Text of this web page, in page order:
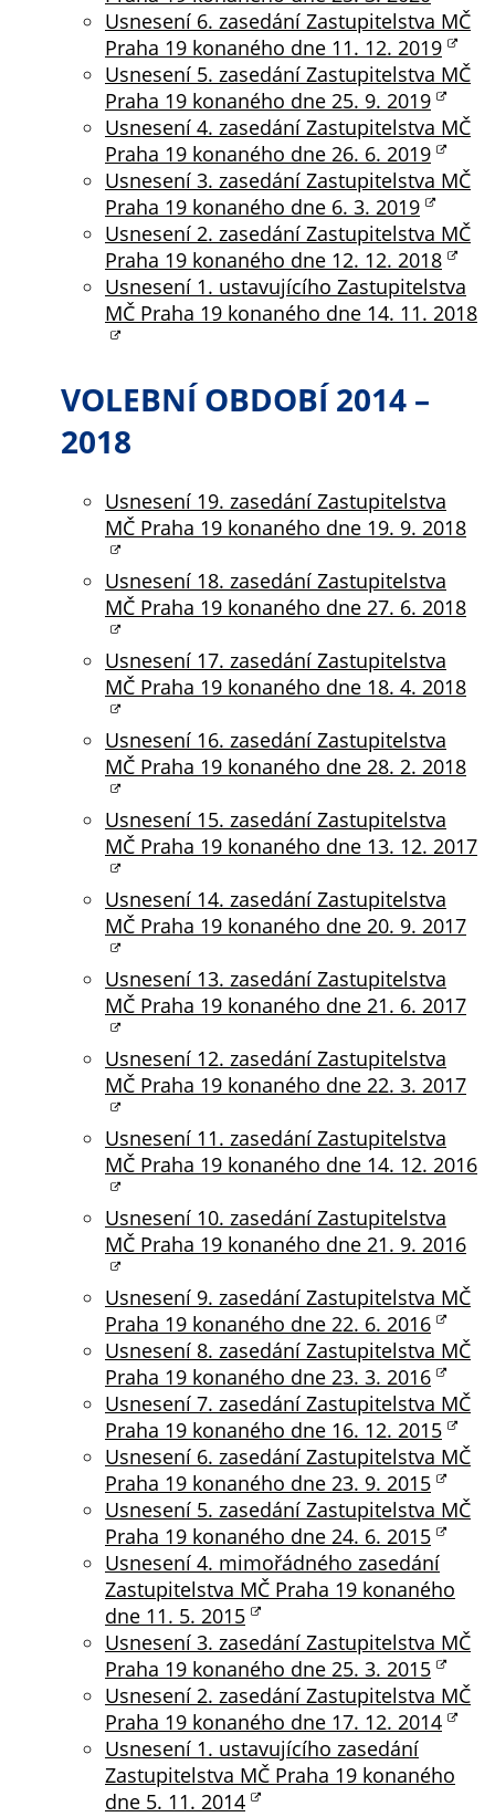
Usnesení 6. zasedání Zastupitelstva MČ
Praha 19 konaného dne 11. 12. 2019
Usnesení 5. zasedání Zastupitelstva MČ
Praha 19 konaného dne 25. 9. 2019
Usnesení 4. zasedání Zastupitelstva MČ
Praha 19 konaného dne 26. 6. 2019
Usnesení 3. zasedání Zastupitelstva MČ
Praha 19 konaného dne 6. 3. 2019
Usnesení 2. zasedání Zastupitelstva MČ
Praha 19 konaného dne 12. 12. 2018
Usnesení 1. ustavujícího Zastupitelstva
MČ Praha 19 konaného dne 14. 11. 2018
VOLEBNÍ OBDOBÍ 2014 –
2018
Usnesení 19. zasedání Zastupitelstva
MČ Praha 19 konaného dne 19. 9. 2018
Usnesení 18. zasedání Zastupitelstva
MČ Praha 19 konaného dne 27. 6. 2018
Usnesení 17. zasedání Zastupitelstva
MČ Praha 19 konaného dne 18. 4. 2018
Usnesení 16. zasedání Zastupitelstva
MČ Praha 19 konaného dne 28. 2. 2018
Usnesení 15. zasedání Zastupitelstva
MČ Praha 19 konaného dne 13. 12. 2017
Usnesení 14. zasedání Zastupitelstva
MČ Praha 19 konaného dne 20. 9. 2017
Usnesení 13. zasedání Zastupitelstva
MČ Praha 19 konaného dne 21. 6. 2017
Usnesení 12. zasedání Zastupitelstva
MČ Praha 19 konaného dne 22. 3. 2017
Usnesení 11. zasedání Zastupitelstva
MČ Praha 19 konaného dne 14. 12. 2016
Usnesení 10. zasedání Zastupitelstva
MČ Praha 19 konaného dne 21. 9. 2016
Usnesení 9. zasedání Zastupitelstva MČ
Praha 19 konaného dne 22. 6. 2016
Usnesení 8. zasedání Zastupitelstva MČ
Praha 19 konaného dne 23. 3. 2016
Usnesení 7. zasedání Zastupitelstva MČ
Praha 19 konaného dne 16. 12. 2015
Usnesení 6. zasedání Zastupitelstva MČ
Praha 19 konaného dne 23. 9. 2015
Usnesení 5. zasedání Zastupitelstva MČ
Praha 19 konaného dne 24. 6. 2015
Usnesení 4. mimořádného zasedání
Zastupitelstva MČ Praha 19 konaného
dne 11. 5. 2015
Usnesení 3. zasedání Zastupitelstva MČ
Praha 19 konaného dne 25. 3. 2015
Usnesení 2. zasedání Zastupitelstva MČ
Praha 19 konaného dne 17. 12. 2014
Usnesení 1. ustavujícího zasedání
Zastupitelstva MČ Praha 19 konaného
dne 5. 11. 2014
soubory cookie a
další technologie,
abychom
přizpůsobili naše
webové stránky
potřebám a
zájmům našich
návštěvníků.
Reklamní
cookies
nebo naši partneři,
abychom Vám
nebo reklamy jak
na našich
stránkách třetích
subjektů. Díky
vytvářet profily
založené na Vašich
pseudonymizované
profily. Na základě
není zpravidla
možná
identifikace Vaší
osoby, protože jsou
pseudonymizované
údaje. Pokud
souhlas, nebudete
příjemcem obsahů
přizpůsobených
Vašim zájmům.